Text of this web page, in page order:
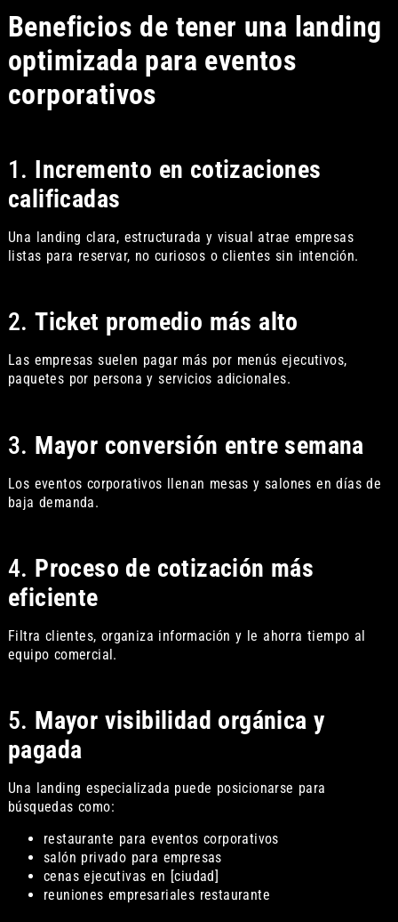
Beneficios de tener una landing
optimizada para eventos
corporativos
1. Incremento en cotizaciones
calificadas
Una landing clara, estructurada y visual atrae empresas
listas para reservar, no curiosos o clientes sin intención.
2.Ticket promedio más alto
Las empresas suelen pagar más por menús ejecutivos,
paquetes por persona y servicios adicionales.
3. Mayor conversión entre semana
Los eventos corporativos llenan mesas y salones en días de
baja demanda.
4. Proceso de cotización más
eficiente
Filtra clientes, organiza información y le ahorra tiempo al
equipo comercial.
5. Mayor visibilidad orgánica y
pagada
Una landing especializada puede posicionarse para
búsquedas como:
restaurante para eventos corporativos
salón privado para empresas
cenas ejecutivas en [ciudad]
reuniones empresariales restaurante